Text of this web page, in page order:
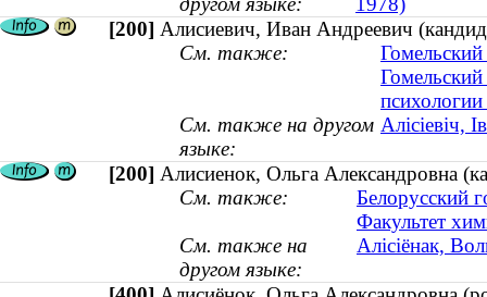
[200] Алисиевич, Иван Андреевич
См. также:
См. также на другом
языке:
Алісіевіч,
[200] Алисиенок, Ольга Александровна
См. также:
Белорусский
Факультет
См. также на
другом языке:
Алісіёнак,